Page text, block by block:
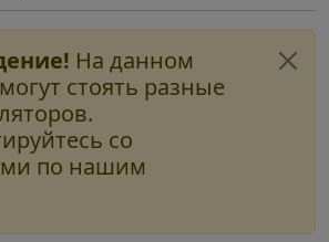
На данном
стоять разные
со
по нашим